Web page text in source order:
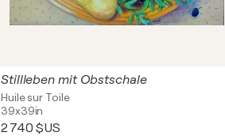
Stillleben mit Obstschale
Huile sur Toile
39x39in
2 740 $US